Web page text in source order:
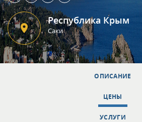
Республика Крым
Саки
ОПИСАНИЕ
ЦЕНЫ
УСЛУГИ